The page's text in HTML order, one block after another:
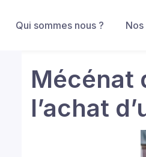
Qui sommes nous ?
Mécénat
l’achat